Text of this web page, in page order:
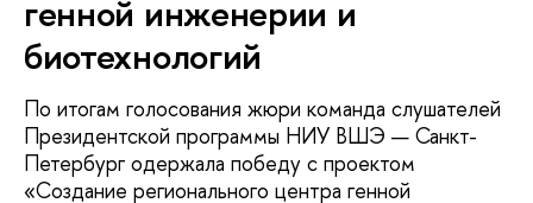
генной инженерии и
биотехнологий
По итогам голосования жюри команда слушателей
Президентской программы НИУ ВШЭ — Санкт-
Петербург одержала победу с проектом
«Создание регионального центра генной